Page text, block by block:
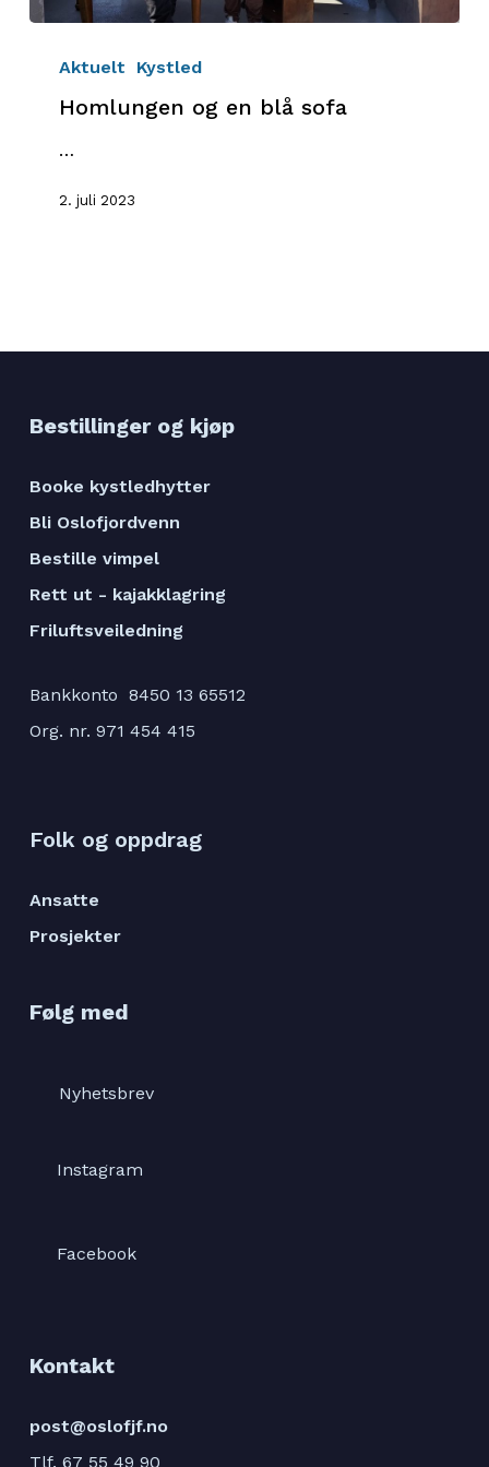
Aktuelt Kystled
Homlungen og en blå sofa
…
2. juli 2023
Bestillinger og kjøp
Booke kystledhytter
Bli Oslofjordvenn
Bestille vimpel
Rett ut - kajakklagring
Friluftsveiledning
Bankkonto 8450 13 65512
Org. nr. 971 454 415
Folk og oppdrag
Ansatte
Prosjekter
Følg med
Nyhetsbrev
Instagram
Facebook
Kontakt
post@oslofjf.no
Tlf. 67 55 49 90